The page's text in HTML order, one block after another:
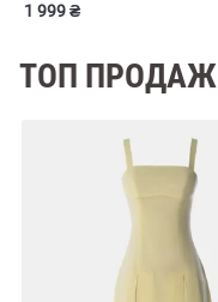
1 999 ₴
ТОП ПРОДАЖ